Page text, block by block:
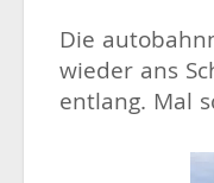
Die
wieder ans
entlang. Mal